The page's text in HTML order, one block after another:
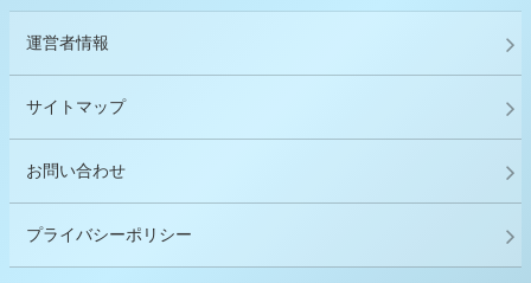
運営者情報
サイトマップ
お問い合わせ
プライバシーポリシー